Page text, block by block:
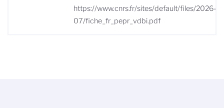
https://www.cnrs.fr/sites/default/files/2026-
07/fiche_fr_pepr_vdbi.pdf